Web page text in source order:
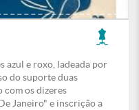
azul e roxo, ladeada por
do suporte duas
com os dizeres
Janeiro" e inscrição a